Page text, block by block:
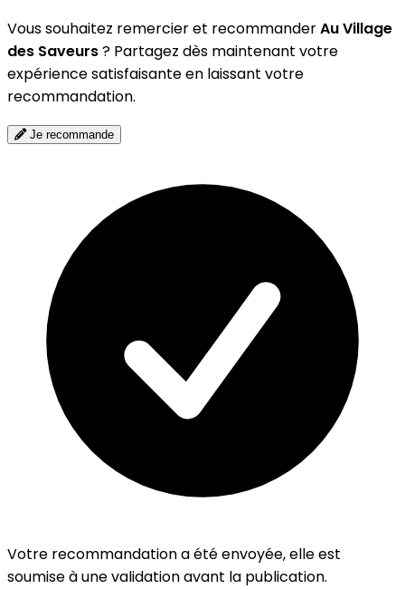
Vous souhaitez remercier et recommanderAu Village
des Saveurs? Partagez dès maintenant votre
expérience satisfaisante en laissant votre
recommandation.
Je recommande
Votre recommandation a été envoyée, elle est
soumise à une validation avant la publication.